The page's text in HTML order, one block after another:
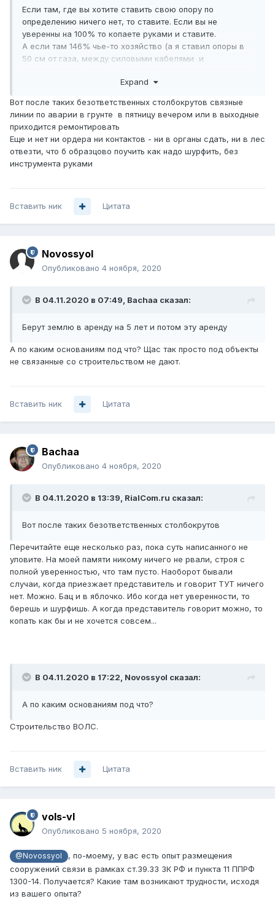
Если там, где вы хотите ставить свою опору по
определению ничего нет, то ставите. Если вы не
уверенны на 100% то копаете руками и ставите.
А если там 146% чье-то хозяйство (а я ставил опоры в
50 см от газа, между силовыми кабелями и
Я думаю и в Московской области, если вы делаете
строительство где то в медвежьем углу вас не будут
дергать, а если вы хотите забабахать свою линию где то
на центральных улицах областного центра, то тут все
прелести бюрократии.
Expand
Вот после таких безответственных столбокрутов связные
линии по аварии в грунте в пятницу вечером или в выходные
приходится ремонтировать
Еще и нет ни ордера ни контактов - ни в органы сдать, ни в лес
отвезти, что б образцово поучить как надо шурфить, без
инструмента руками
Вставить ник Цитата
Novossyol
Опубликовано 4 ноября, 2020
В 04.11.2020 в 07:49, Bachaa сказал:
Берут землю в аренду на 5 лет и потом эту аренду
А по каким основаниям под что? Щас так просто под объекты
не связанные со строительством не дают.
Вставить ник Цитата
Bachaa
Опубликовано 4 ноября, 2020
В 04.11.2020 в 13:39, RialCom.ru сказал:
Вот после таких безответственных столбокрутов
Перечитайте еще несколько раз, пока суть написанного не
уловите. На моей памяти никому ничего не рвали, строя с
полной уверенностью, что там пусто. Наоборот бывали
случаи, когда приезжает представитель и говорит ТУТ ничего
нет. Можно. Бац и в яблочко. Ибо когда нет уверенности, то
берешь и шурфишь. А когда представитель говорит можно, то
копать как бы и не хочется совсем...
В 04.11.2020 в 17:22, Novossyol сказал:
А по каким основаниям под что?
Строительство ВОЛС.
Вставить ник Цитата
vols-vl
Опубликовано 5 ноября, 2020
@Novossyol
, по-моему, у вас есть опыт размещения
сооружений связи в рамках ст.39.33 ЗК РФ и пункта 11 ППРФ
1300-14. Получается? Какие там возникают трудности, исходя
из вашего опыта?